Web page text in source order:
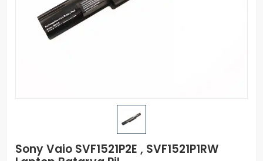
Sony Vaio SVF1521P2E , SVF1521P1RW